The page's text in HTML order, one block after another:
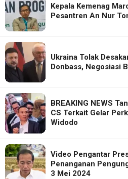
Kepala Kemenag
Pesantren An Nur
Ukraina Tolak
Donbass, Negosiasi
BREAKING NEWS
CS Terkait Gelar
Widodo
Video Pengantar
Penanganan
3 Mei 2024